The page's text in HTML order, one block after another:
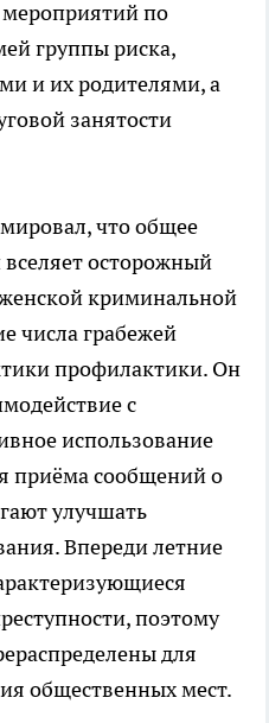
мероприятий по
группы риска,
и их родителями, а
занятости
что общее
осторожный
криминальной
числа грабежей
профилактики. Он
с
использование
приёма сообщений о
улучшать
Впереди летние
поэтому
для
общественных мест.